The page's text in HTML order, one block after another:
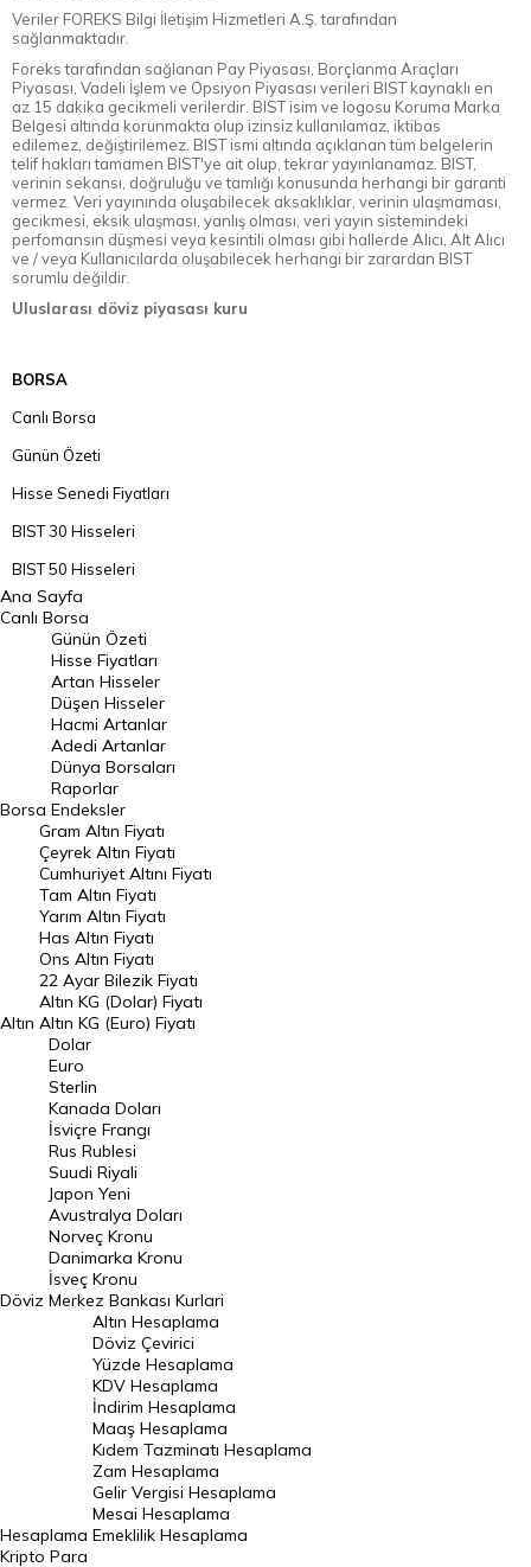
Veriler FOREKS Bilgi İletişim Hizmetleri A.Ş. tarafından
sağlanmaktadır.
Foreks tarafından sağlanan Pay Piyasası, Borçlanma Araçları
Piyasası, Vadeli İşlem ve Opsiyon Piyasası verileri BIST kaynaklı en
az 15 dakika gecikmeli verilerdir. BIST isim ve logosu Koruma Marka
Belgesi altında korunmakta olup izinsiz kullanılamaz, iktibas
edilemez, değiştirilemez. BIST ismi altında açıklanan tüm belgelerin
telif hakları tamamen BIST'ye ait olup, tekrar yayınlanamaz. BIST,
verinin sekansı, doğruluğu ve tamlığı konusunda herhangi bir garanti
vermez. Veri yayınında oluşabilecek aksaklıklar, verinin ulaşmaması,
gecikmesi, eksik ulaşması, yanlış olması, veri yayın sistemindeki
perfomansın düşmesi veya kesintili olması gibi hallerde Alıcı, Alt Alıcı
ve / veya Kullanıcılarda oluşabilecek herhangi bir zarardan BIST
sorumlu değildir.
Uluslarası döviz piyasası kuru
BORSA
Canlı Borsa
Günün Özeti
Hisse Senedi Fiyatları
BIST 30 Hisseleri
BIST 50 Hisseleri
BIST 100 Hisseleri
En Çok Artan Hisseler
En Çok Düşen Hisseler
Hacmi Artanlar
Geçmiş Kapanışlar
Dünya Borsaları
Raporlar
Endeksler
DÖVİZ
Döviz Kuru
Dolar Kuru
Euro Kuru
Pound Kuru
Frank Kuru
Riyal Kuru
Avustralya Doları
Danimarka Kronu Kuru
Kanada Doları Kuru
Norveç Kronu Kuru
İsveç Kronu Kuru
Japon Yeni Kuru
Serbest Piyasa Döviz Kurları
Merkez Bankası Döviz Kurları
Altın Fiyatları
Ana Sayfa
Canlı Borsa
Borsa
Günün Özeti
Hisse Fiyatları
Artan Hisseler
Düşen Hisseler
Hacmi Artanlar
Adedi Artanlar
Dünya Borsaları
Raporlar
Endeksler
Altın
Gram Altın Fiyatı
Çeyrek Altın Fiyatı
Cumhuriyet Altını Fiyatı
Tam Altın Fiyatı
Yarım Altın Fiyatı
Has Altın Fiyatı
Ons Altın Fiyatı
22 Ayar Bilezik Fiyatı
Altın KG (Dolar) Fiyatı
Altın KG (Euro) Fiyatı
Döviz
Dolar
Euro
Sterlin
Kanada Doları
İsviçre Frangı
Rus Rublesi
Suudi Riyali
Japon Yeni
Avustralya Doları
Norveç Kronu
Danimarka Kronu
İsveç Kronu
Merkez Bankası Kurlari
Hesaplama
Altın Hesaplama
Döviz Çevirici
Yüzde Hesaplama
KDV Hesaplama
İndirim Hesaplama
Maaş Hesaplama
Kıdem Tazminatı Hesaplama
Zam Hesaplama
Gelir Vergisi Hesaplama
Mesai Hesaplama
Emeklilik Hesaplama
Kripto Para